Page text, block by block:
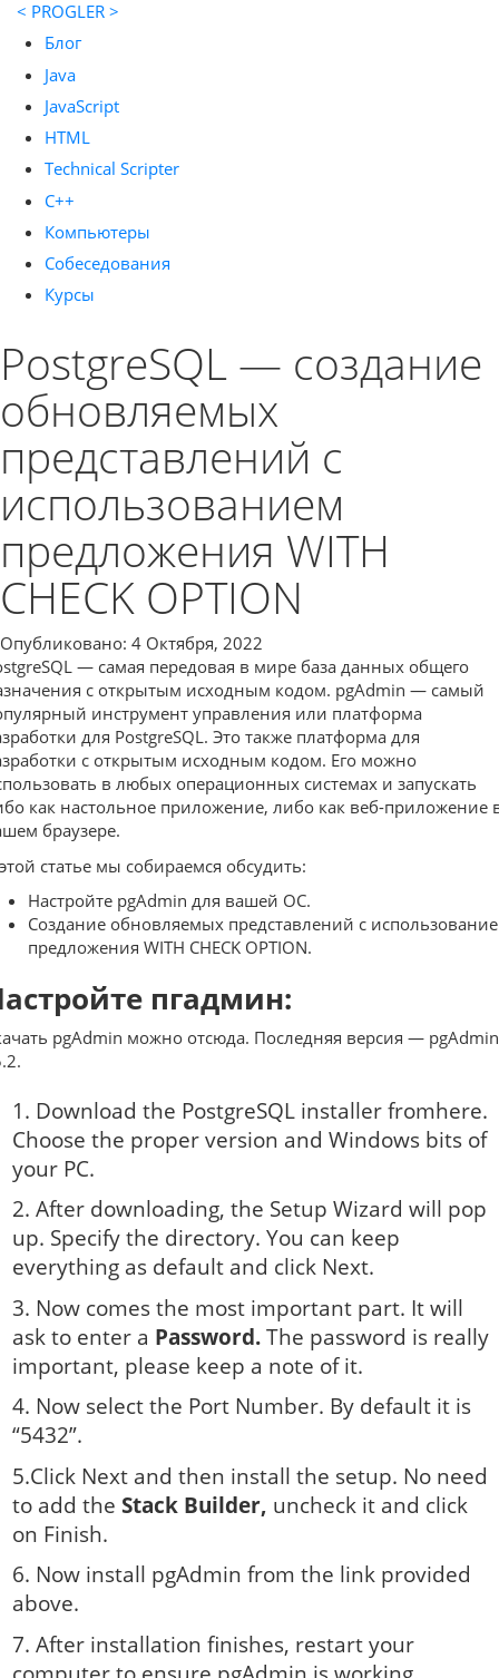
< PROGLER >
Блог
Java
JavaScript
HTML
Technical Scripter
C++
Компьютеры
Собеседования
Курсы
PostgreSQL — создание
обновляемых
представлений с
использованием
предложения WITH
CHECK OPTION
Опубликовано: 4 Октября, 2022
— самая передовая в мире база данных общего
с открытым исходным кодом. pgAdmin — самый
инструмент управления или платформа
для PostgreSQL. Это также платформа для
с открытым исходным кодом. Его можно
в любых операционных системах и запускать
как настольное приложение, либо как веб-приложение
браузере.
статье мы собираемся обсудить:
Настройте pgAdmin для вашей ОС.
Создание обновляемых представлений с
предложения WITH CHECK OPTION.
пгадмин:
pgAdmin можно отсюда. Последняя версия —
1. Download the PostgreSQL installer fromhere.
Choose the proper version and Windows bits of
your PC.
2. After downloading, the Setup Wizard will pop
up. Specify the directory. You can keep
everything as default and click Next.
3. Now comes the most important part. It will
ask to enter a Password. The password is really
important, please keep a note of it.
4. Now select the Port Number. By default it is
“5432”.
5.Click Next and then install the setup. No need
to add the Stack Builder, uncheck it and click
on Finish.
6. Now install pgAdmin from the link provided
above.
7. After installation finishes, restart your
computer to ensure pgAdmin is working.